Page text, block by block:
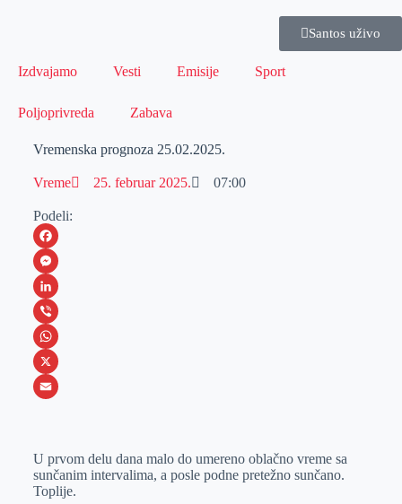
Santos uživo
Izdvajamo Vesti Emisije Sport
Poljoprivreda Zabava
Vremenska prognoza 25.02.2025.
Vreme 25. februar 2025. 07:00
Podeli:
F
a
c
e
b
o
M
e
s
s
e
e
r
L
i
n
k
I
n
V
i
b
W
h
s
A
X
a
i
U prvom delu dana malo do umereno oblačno vreme sa
sunčanim intervalima, a posle podne pretežno sunčano.
Toplije.